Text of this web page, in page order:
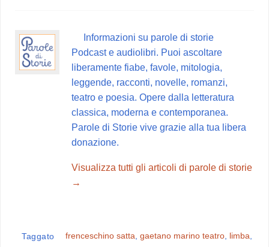
b
o
o
e
r
A
v
Informazioni su parole di storie
Podcast e audiolibri. Puoi ascoltare
liberamente fiabe, favole, mitologia,
leggende, racconti, novelle, romanzi,
teatro e poesia. Opere dalla letteratura
classica, moderna e contemporanea.
Parole di Storie vive grazie alla tua libera
donazione.
Visualizza tutti gli articoli di parole di storie
→
Taggato frenceschino satta, gaetano marino teatro, limba,